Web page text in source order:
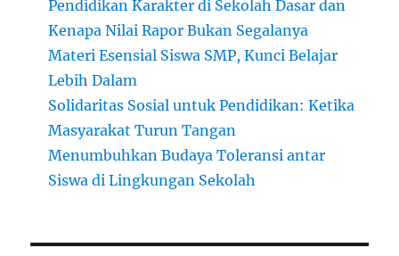
Pendidikan Karakter di Sekolah Dasar dan
Kenapa Nilai Rapor Bukan Segalanya
Materi Esensial Siswa SMP, Kunci Belajar
Lebih Dalam
Solidaritas Sosial untuk Pendidikan: Ketika
Masyarakat Turun Tangan
Menumbuhkan Budaya Toleransi antar
Siswa di Lingkungan Sekolah